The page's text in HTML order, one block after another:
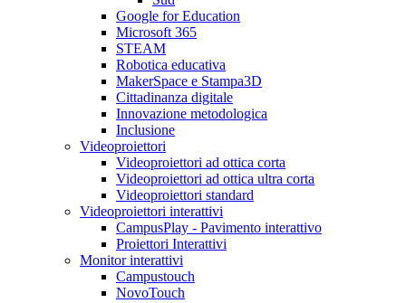
Google for Education
Microsoft 365
STEAM
Robotica educativa
MakerSpace e Stampa3D
Cittadinanza digitale
Innovazione metodologica
Inclusione
Videoproiettori
Videoproiettori ad ottica corta
Videoproiettori ad ottica ultra corta
Videoproiettori standard
Videoproiettori interattivi
CampusPlay - Pavimento interattivo
Proiettori Interattivi
Monitor interattivi
Campustouch
NovoTouch